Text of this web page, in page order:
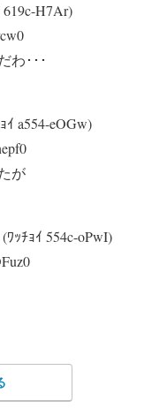
H7Ar)
わ･･･
a554-eOGw)
が
ｯﾁｮｲ 554c-oPwI)